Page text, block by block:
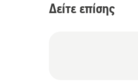
Δείτε επίσης